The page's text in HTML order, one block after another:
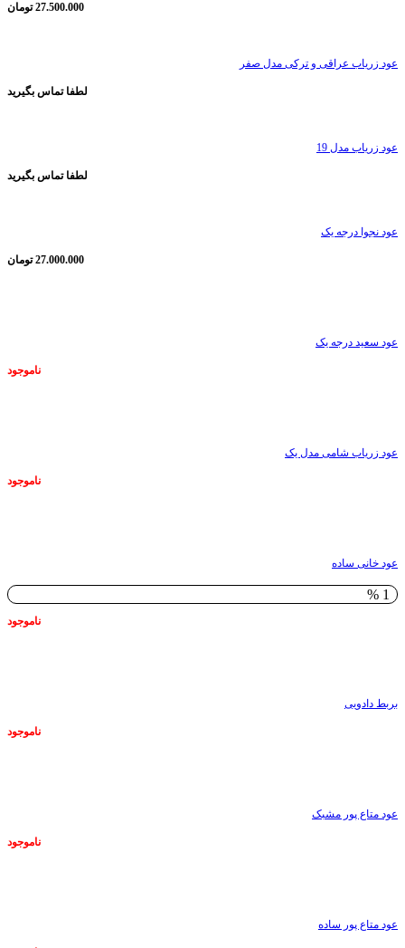
27.500.000 تومان
عود زریاب عراقی و ترکی مدل صفر
لطفا تماس بگیرید
عود زریاب مدل 19
لطفا تماس بگیرید
عود نجوا درجه یک
27.000.000 تومان
عود سعید درجه یک
ناموجود
عود زریاب شامی مدل یک
ناموجود
عود خانی ساده
1 %
ناموجود
بربط دادویی
ناموجود
عود متاع پور مشبک
ناموجود
عود متاع پور ساده